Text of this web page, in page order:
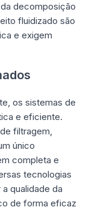
decomposição
fluidizado são
e exigem
os sistemas de
e eficiente.
filtragem,
único
completa e
tecnologias
qualidade da
de forma eficaz